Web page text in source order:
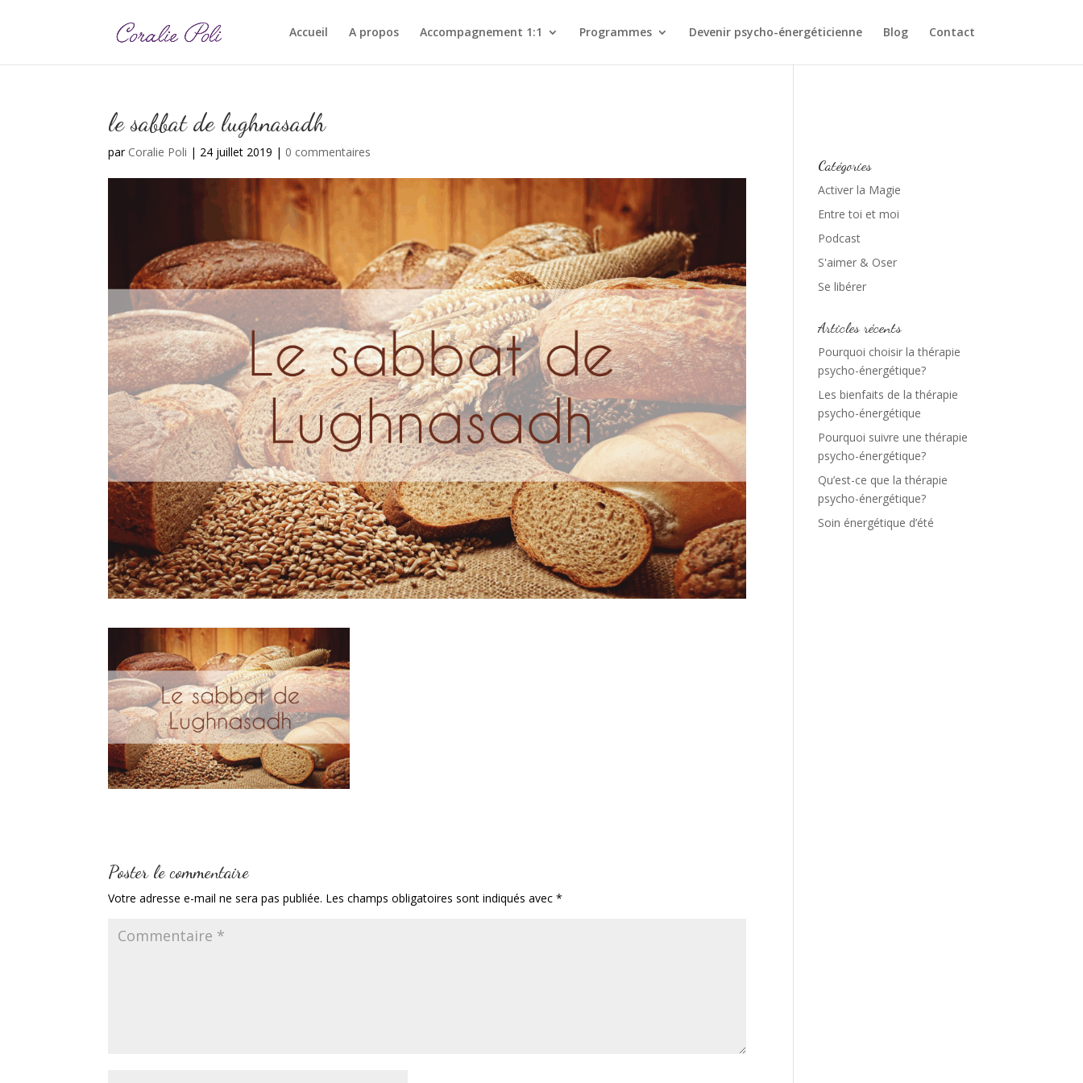
Accueil A propos Accompagnement 1:1 Programmes Devenir psycho-énergéticienne Blog Contact
le sabbat de lughnasadh
par Coralie Poli | 24 juillet 2019 | 0 commentaires
Poster le commentaire
Votre adresse e-mail ne sera pas publiée. Les champs obligatoires sont indiqués avec*
Catégories
Activer la Magie
Entre toi et moi
Podcast
S'aimer & Oser
Se libérer
Articles récents
Pourquoi choisir la thérapie
psycho-énergétique?
Les bienfaits de la thérapie
psycho-énergétique
Pourquoi suivre une thérapie
psycho-énergétique?
Qu’est-ce que la thérapie
psycho-énergétique?
Soin énergétique d’été